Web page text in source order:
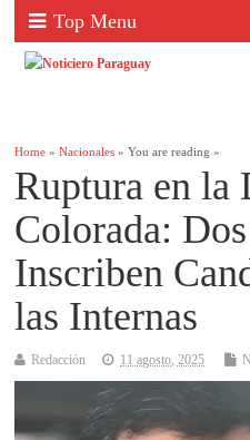
Top Menu
Home »Nacionales » You are reading »
Ruptura en la
Colorada:
Inscriben
las Internas
Redacción 11 agosto, 2025